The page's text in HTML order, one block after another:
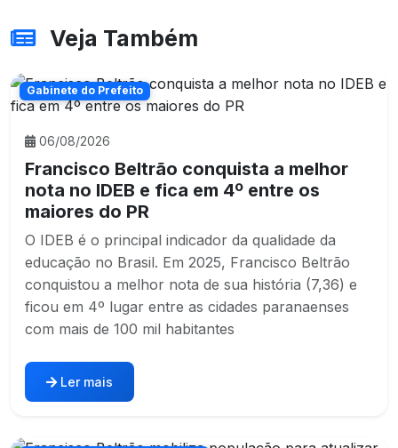
Veja Também
Gabinete do Prefeito
06/08/2026
Francisco Beltrão conquista a melhor
nota no IDEB e fica em 4º entre os
maiores do PR
O IDEB é o principal indicador da qualidade da
educação no Brasil. Em 2025, Francisco Beltrão
conquistou a melhor nota de sua história (7,36) e
ficou em 4º lugar entre as cidades paranaenses
com mais de 100 mil habitantes
Ler mais